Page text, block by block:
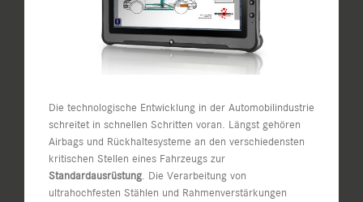
Die technologische Entwicklung in der Automobilindustrie
schreitet in schnellen Schritten voran. Längst gehören
Airbags und Rückhaltesysteme an den verschiedensten
kritischen Stellen eines Fahrzeugs zur
Standardausrüstung. Die Verarbeitung von
ultrahochfesten Stählen und Rahmenverstärkungen